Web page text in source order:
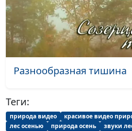
Летний ролик (сборка) (лето)
Летний ролик (сборка) (лето)
Летний ролик (сборка) (лето)
Летний ролик (сборка) (лето)
Летний ролик (сборка) (лето)
Летний ролик (сборка) (лето)
Разнообразная тишина
Теги:
природа видео красивое видео
лес осенью
природа осень звуки